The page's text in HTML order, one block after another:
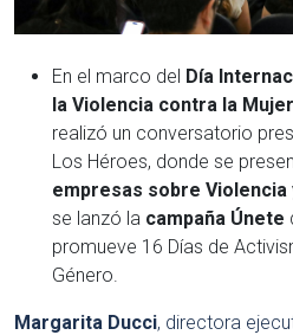
En el marco del Día
la Violencia contra la Mujer
realizó un conversatorio
Los Héroes, donde se
empresas sobre Violencia
se lanzó la campaña Únete
promueve 16 Días de
Género.
Margarita Ducci, directora